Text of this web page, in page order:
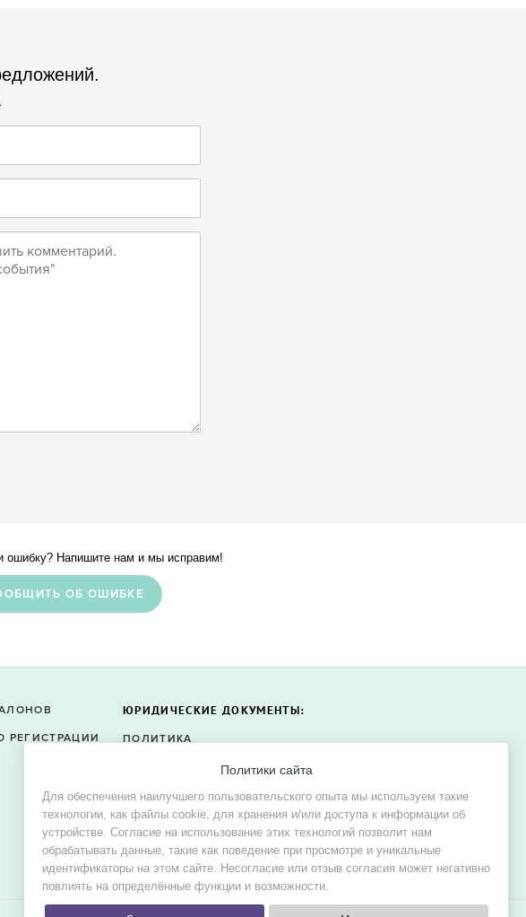
ошибку? Напишите нам и мы исправим!
ОБ ОШИБКЕ
Политики сайта
Для обеспечения наилучшего пользовательского опыта мы используем такие
технологии, как файлы cookie, для хранения и/или доступа к информации об
устройстве. Согласие на использование этих технологий позволит нам
обрабатывать данные, такие как поведение при просмотре и уникальные
идентификаторы на этом сайте. Несогласие или отзыв согласия может негативно
повлиять на определённые функции и возможности.
РЕГИСТРАЦИИ
ЮРИДИЧЕСКИЕ ДОКУМЕНТЫ:
ПОЛИТИКА
СОГЛАСИЕ НА ОБРАБОТКУ
ПЕРСОНАЛЬНЫХ ДАННЫХ